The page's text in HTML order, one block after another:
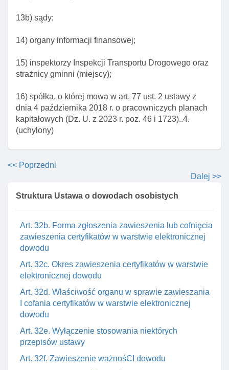
13b) sądy;
14) organy informacji finansowej;
15) inspektorzy Inspekcji Transportu Drogowego oraz
strażnicy gminni (miejscy);
16) spółka, o której mowa w art. 77 ust. 2 ustawy z
dnia 4 października 2018 r. o pracowniczych planach
kapitałowych (Dz. U. z 2023 r. poz. 46 i 1723)..4.
(uchylony)
<< Poprzedni
Dalej >>
Struktura Ustawa o dowodach osobistych
dowodu osobistego
osobistego
Art. 30d. Anulowanie nieaktualnego dowodu
osobistego
Art. 31a. Przekazywanie spersonalizowanych
dowodów osobistych do ich wystawcy
Art. 32. Odmowa wydania dowodu
Rozdział 3a. Zawieszanie I cofanie zawieszenia
elektronicznej dowodu osobistego
zawieszenia certyfikatów w warstwie elektronicznej
dowodu
Art. 32b. Forma zgłoszenia zawieszenia lub cofnięcia
zawieszenia certyfikatów w warstwie elektronicznej
dowodu
Art. 32c. Okres zawieszenia certyfikatów w warstwie
elektronicznej dowodu
Art. 32d. Właściwość organu w sprawie zawieszania
I cofania certyfikatów w warstwie elektronicznej
dowodu
Art. 32e. Wyłączenie stosowania niektórych
przepisów ustawy
Art. 32f. Zawieszenie ważnośCI dowodu